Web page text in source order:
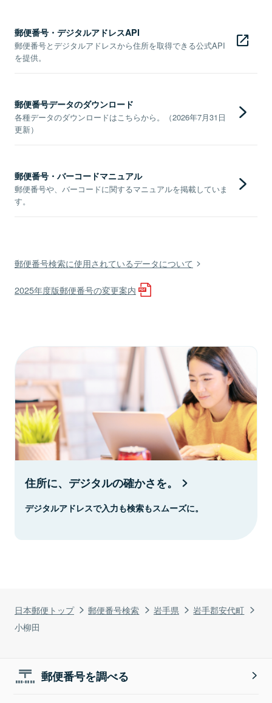
日本郵便トップ 郵便番号検索 岩手県
岩手郡安代町
小柳田
郵便番号・デジタルアドレスAPI
郵便番号とデジタルアドレスから住所を取得できる公式API
を提供。
郵便番号データのダウンロード
各種データのダウンロードはこちらから。（2026年7月31日
更新）
郵便番号・バーコードマニュアル
郵便番号や、バーコードに関するマニュアルを掲載していま
す。
郵便番号検索に使用されているデータについて
2025年度版郵便番号の変更案内
住所に、デジタルの確かさを。
デジタルアドレスで入力も検索もスムーズに。
郵便番号を調べる